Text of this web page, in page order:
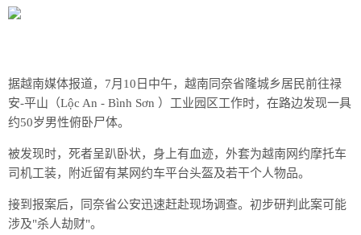
据越南媒体报道，7月10日中午，越南同奈省隆城乡居民前往禄
安-平山（Lộc An - Bình Sơn ）工业园区工作时，在路边发现一具
约50岁男性俯卧尸体。
被发现时，死者呈趴卧状，身上有血迹，外套为越南网约摩托车
司机工装，附近留有某网约车平台头盔及若干个人物品。
接到报案后，同奈省公安迅速赶赴现场调查。初步研判此案可能
涉及"杀人劫财"。